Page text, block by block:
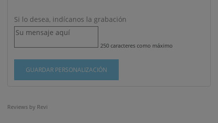
Si lo desea, indícanos la grabación
250 caracteres como máximo
GUARDAR PERSONALIZACIÓN
Reviews by Revi
MI LISTA DE DESEOS
INICIAR SESIÓN